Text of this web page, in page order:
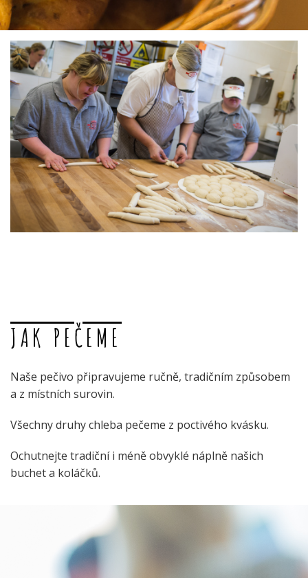
JAK PEČEME
Naše pečivo připravujeme ručně, tradičním způsobem
a z místních surovin.
Všechny druhy chleba pečeme z poctivého kvásku.
Ochutnejte tradiční i méně obvyklé náplně našich
buchet a koláčků.